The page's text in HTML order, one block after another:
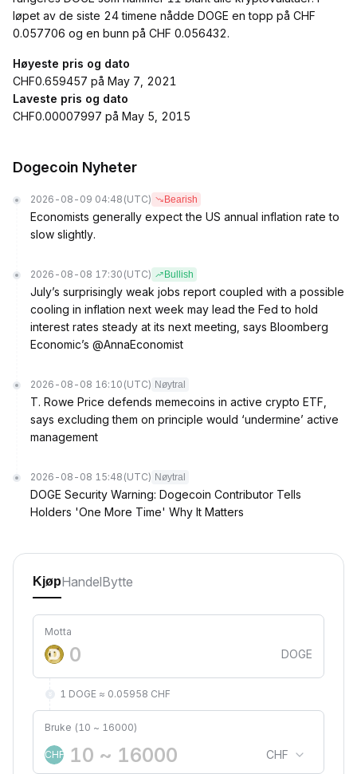
løpet av de siste 24 timene nådde DOGE en topp på CHF
0.057706 og en bunn på CHF 0.056432.
Høyeste pris og dato
CHF0.659457 på May 7, 2021
Laveste pris og dato
CHF0.00007997 på May 5, 2015
Dogecoin Nyheter
2026-08-09 04:48 (UTC) Bearish
Economists generally expect the US annual inflation rate to
slow slightly.
2026-08-08 17:30 (UTC) Bullish
July’s surprisingly weak jobs report coupled with a possible
cooling in inflation next week may lead the Fed to hold
interest rates steady at its next meeting, says Bloomberg
Economic’s @AnnaEconomist
2026-08-08 16:10 (UTC) Nøytral
T. Rowe Price defends memecoins in active crypto ETF,
says excluding them on principle would ‘undermine’ active
management
2026-08-08 15:48 (UTC) Nøytral
DOGE Security Warning: Dogecoin Contributor Tells
Holders 'One More Time' Why It Matters
KjøpHandelBytte
Motta
DOGE
1 DOGE ≈ 0.05958 CHF
Bruke (10 ~ 16000)
CHF CHF